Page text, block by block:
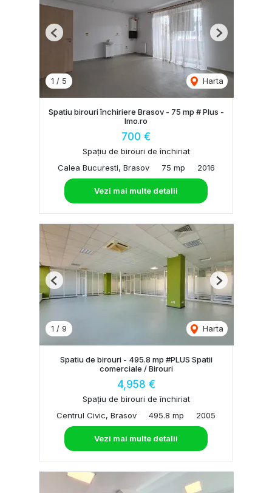
1 / 5 Harta
Previous Next
Spatiu birouri închiriere Brasov - 75 mp # Plus -
Imo.ro
700 €
Spațiu de birouri de închiriat
Calea Bucuresti, Brasov
75 mp 2016
Vezi mai multe detalii
1 / 9 Harta
Previous Next
Spatiu de birouri - 495.8 mp #PLUS Spatii
comerciale / Birouri
4,958 €
Spațiu de birouri de închiriat
Centrul Civic, Brasov
495.8 mp 2005
Vezi mai multe detalii